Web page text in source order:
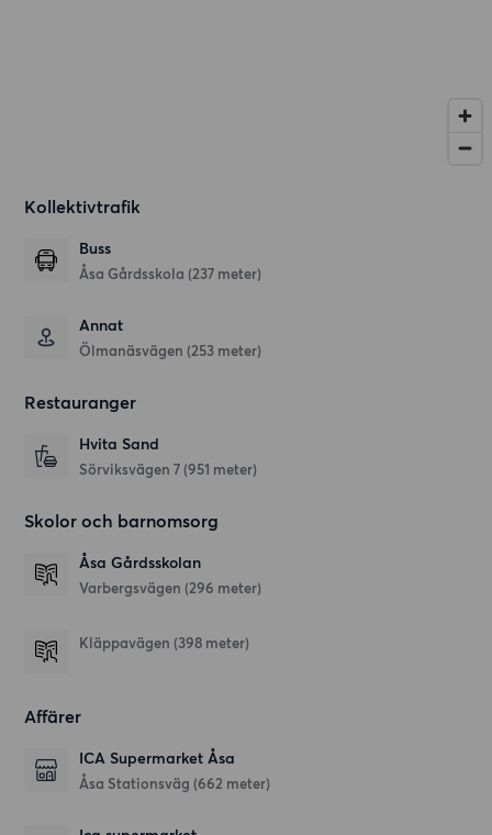
Kollektivtrafik
Buss
Åsa Gårdsskola (237 meter)
Annat
Ölmanäsvägen (253 meter)
Restauranger
Hvita Sand
Sörviksvägen 7 (951 meter)
Skolor och barnomsorg
Åsa Gårdsskolan
Varbergsvägen (296 meter)
Kläppavägen (398 meter)
Affärer
ICA Supermarket Åsa
Åsa Stationsväg (662 meter)